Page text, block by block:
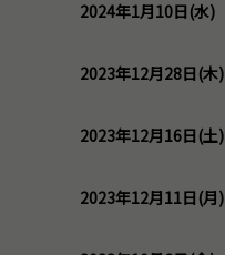
2024年1月10日(水)
2023年12月28日(木)
2023年12月16日(土)
2023年12月11日(月)